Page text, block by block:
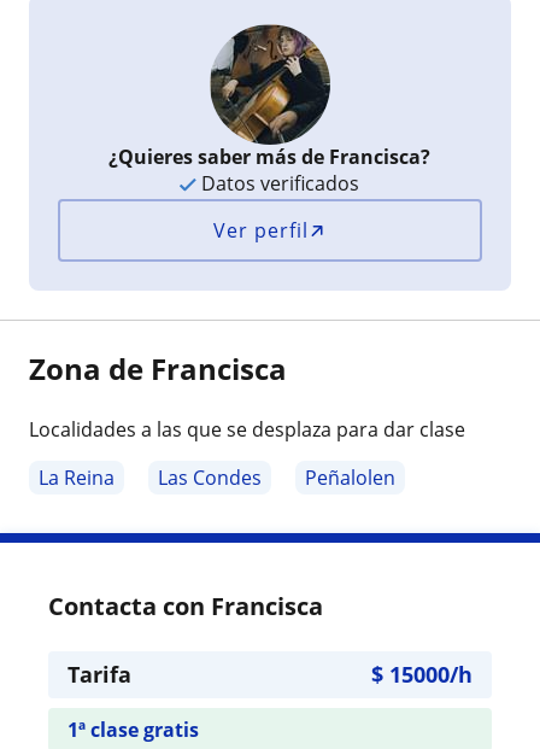
¿Quieres saber más de Francisca?
Datos verificados
Ver perfil
Zona de Francisca
Localidades a las que se desplaza para dar clase
La Reina
Las Condes Peñalolen
Contacta con Francisca
Tarifa $ 15000/h
1ª clase gratis